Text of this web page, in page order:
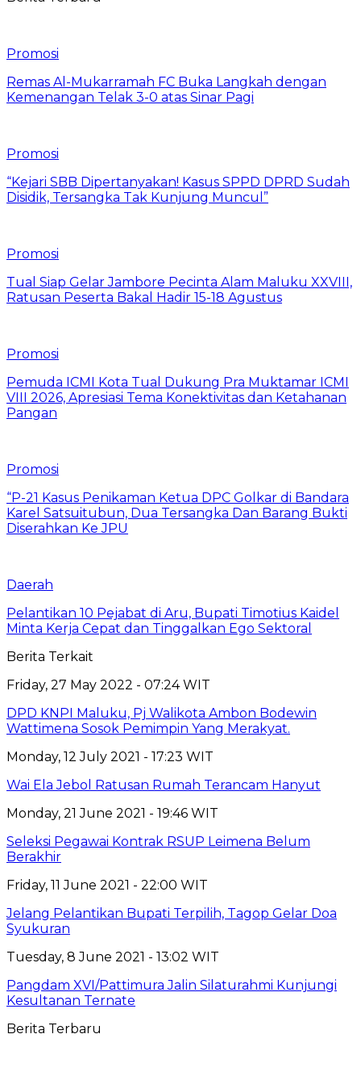
Promosi
Remas Al-Mukarramah FC Buka Langkah dengan
Kemenangan Telak 3-0 atas Sinar Pagi
Promosi
“Kejari SBB Dipertanyakan! Kasus SPPD DPRD Sudah
Disidik, Tersangka Tak Kunjung Muncul”
Promosi
Tual Siap Gelar Jambore Pecinta Alam Maluku XXVIII,
Ratusan Peserta Bakal Hadir 15-18 Agustus
Promosi
Pemuda ICMI Kota Tual Dukung Pra Muktamar ICMI
VIII 2026, Apresiasi Tema Konektivitas dan Ketahanan
Pangan
Promosi
“P-21 Kasus Penikaman Ketua DPC Golkar di Bandara
Karel Satsuitubun, Dua Tersangka Dan Barang Bukti
Diserahkan Ke JPU
Daerah
Pelantikan 10 Pejabat di Aru, Bupati Timotius Kaidel
Minta Kerja Cepat dan Tinggalkan Ego Sektoral
Berita Terkait
Friday, 27 May 2022 - 07:24 WIT
DPD KNPI Maluku, Pj Walikota Ambon Bodewin
Wattimena Sosok Pemimpin Yang Merakyat.
Monday, 12 July 2021 - 17:23 WIT
Wai Ela Jebol Ratusan Rumah Terancam Hanyut
Monday, 21 June 2021 - 19:46 WIT
Seleksi Pegawai Kontrak RSUP Leimena Belum
Berakhir
Friday, 11 June 2021 - 22:00 WIT
Jelang Pelantikan Bupati Terpilih, Tagop Gelar Doa
Syukuran
Tuesday, 8 June 2021 - 13:02 WIT
Pangdam XVI/Pattimura Jalin Silaturahmi Kunjungi
Kesultanan Ternate
Berita Terbaru